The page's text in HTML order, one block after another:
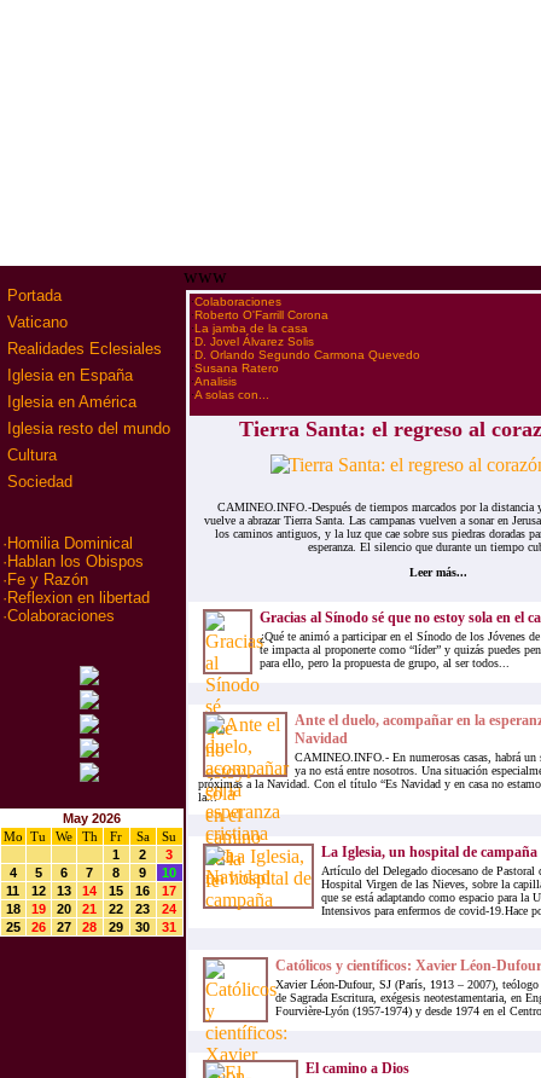
Portada
Vaticano
Realidades Eclesiales
Iglesia en España
Iglesia en América
Iglesia resto del mundo
Cultura
Sociedad
· Homilia Dominical
· Hablan los Obispos
· Fe y Razón
· Reflexion en libertad
·Colaboraciones
May 2026
Mo
Tu We Th Fr Sa
Su
1
2
3
4
5 6 7 8 9
10
11
12 13 14 15 16
17
18
19 20 21 22 23
24
25
26 27 28 29 30 31
www
·Colaboraciones
·Roberto O'Farrill Corona
·La jamba de la casa
·D. Jovel Álvarez Solis
·D. Orlando Segundo Carmona Quevedo
·Susana Ratero
·Analisis
·A solas con...
Tierra Santa: el regreso al
CAMINEO.INFO.-Después de tiempos marcados por la distancia
vuelve a abrazar Tierra Santa. Las campanas vuelven a sonar en
los caminos antiguos, y la luz que cae sobre sus piedras doradas
esperanza. El silencio que durante un tiempo
Leer más...
Gracias al Sínodo sé que no estoy sola en el
¿Qué te animó a participar en el Sínodo de los Jóvenes
te impacta al proponerte como “líder” y quizás puedes
para ello, pero la propuesta de grupo, al ser todos...
Ante el duelo, acompañar en la
Navidad
CAMINEO.INFO.- En numerosas casas, habrá un
ya no está entre nosotros. Una situación
próximas a la Navidad. Con el título “Es Navidad y en casa no
la...
La Iglesia, un hospital de campaña
Artículo del Delegado diocesano de Pastoral
Hospital Virgen de las Nieves, sobre la
que se está adaptando como espacio para la
Intensivos para enfermos de covid-19.Hace
Católicos y científicos: Xavier Léon-
Xavier Léon-Dufour, SJ (París, 1913 – 2007), teólogo
de Sagrada Escritura, exégesis neotestamentaria, en
Fourvière-Lyón (1957-1974) y desde 1974 en el
El camino a Dios